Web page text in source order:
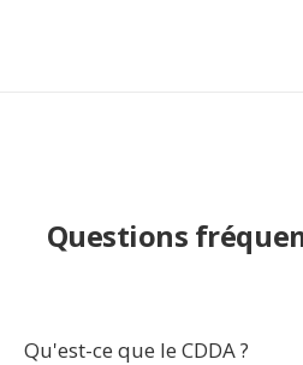
Questions
Qu'est-ce que le CDDA ?